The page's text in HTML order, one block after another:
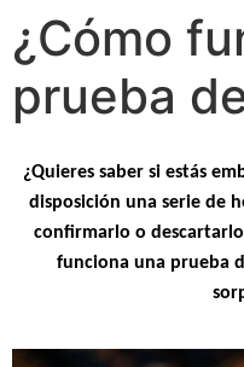
¿Cómo
prueba
¿Quieres saber si estás
disposición una serie de
confirmarlo o
funciona una prueba